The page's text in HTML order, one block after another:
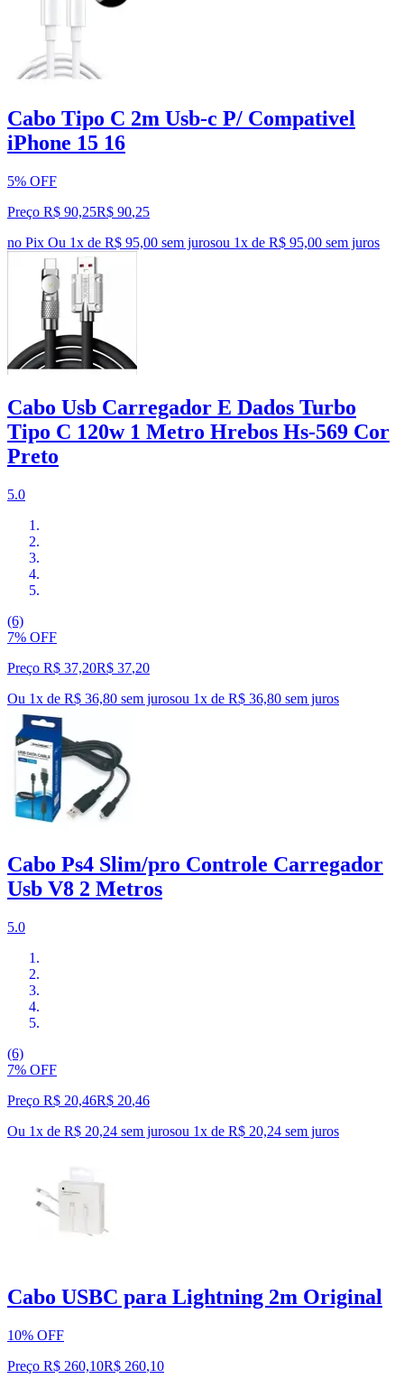
Cabo Tipo C 2m Usb-c P/ Compativel
iPhone 15 16
5% OFF
Preço R$ 90,25R$ 90,25
no Pix Ou 1x de R$ 95,00 sem jurosou 1x de R$ 95,00 sem juros
Cabo Usb Carregador E Dados Turbo
Tipo C 120w 1 Metro Hrebos Hs-569 Cor
Preto
5.0
(6)
7% OFF
Preço R$ 37,20R$ 37,20
Ou 1x de R$ 36,80 sem jurosou 1x de R$ 36,80 sem juros
Cabo Ps4 Slim/pro Controle Carregador
Usb V8 2 Metros
5.0
(6)
7% OFF
Preço R$ 20,46R$ 20,46
Ou 1x de R$ 20,24 sem jurosou 1x de R$ 20,24 sem juros
Cabo USBC para Lightning 2m Original
10% OFF
Preço R$ 260,10R$ 260,10